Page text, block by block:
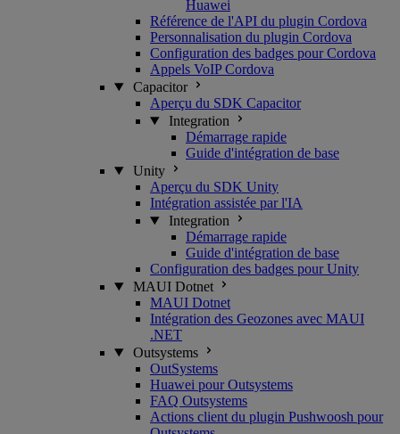
Huawei
Référence de l'API du plugin Cordova
Personnalisation du plugin Cordova
Configuration des badges pour Cordova
Appels VoIP Cordova
Capacitor
Aperçu du SDK Capacitor
Integration
Démarrage rapide
Guide d'intégration de base
Unity
Aperçu du SDK Unity
Intégration assistée par l'IA
Integration
Démarrage rapide
Guide d'intégration de base
Configuration des badges pour Unity
MAUI Dotnet
MAUI Dotnet
Intégration des Geozones avec MAUI
.NET
Outsystems
OutSystems
Huawei pour Outsystems
FAQ Outsystems
Actions client du plugin Pushwoosh pour